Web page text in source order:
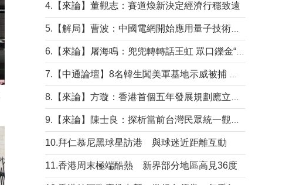
4.【來論】董觀志：賽道煥新決定經濟行穩致遠
10.拜仁慕尼黑球星訪港 與球迷近距離互動
11.香港周末極端酷熱 新界部分地區高見36度